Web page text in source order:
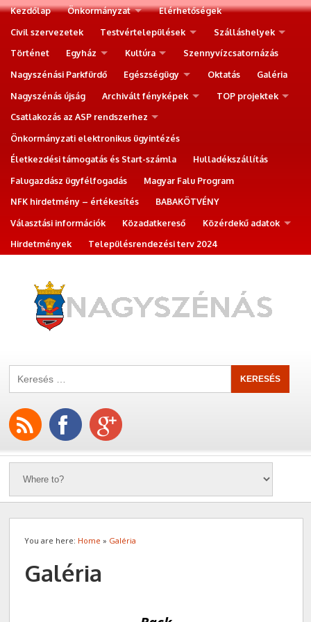
Kezdőlap Önkormányzat
Elérhetőségek
Civil szervezetek
Testvértelepülések
Szálláshelyek
Történet
Egyház Kultúra
Szennyvízcsatornázás
Nagyszénási Parkfürdő
Egészségügy Oktatás
Galéria
Nagyszénás újság
Archivált fényképek
TOP projektek
Csatlakozás az ASP rendszerhez
Önkormányzati elektronikus ügyintézés
Életkezdési támogatás és Start-számla
Hulladékszállítás
Falugazdász ügyfélfogadás
Magyar Falu Program
NFK hirdetmény – értékesítés
BABAKÖTVÉNY
Választási információk
Közadatkereső
Közérdekű adatok
Hirdetmények
Településrendezési terv 2024
You are here: Home » Galéria
Galéria